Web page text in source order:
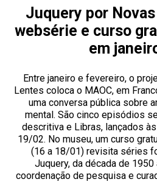
Juquery por
websérie e curso
em
Entre janeiro e fevereiro, o
Lentes coloca o MAOC, em
uma conversa pública sobre
mental. São cinco episódios
descritiva e Libras, lançados
19/02. No museu, um curso
(16 a 18/01) revisita séries
Juquery, da década de
coordenação de pesquisa e